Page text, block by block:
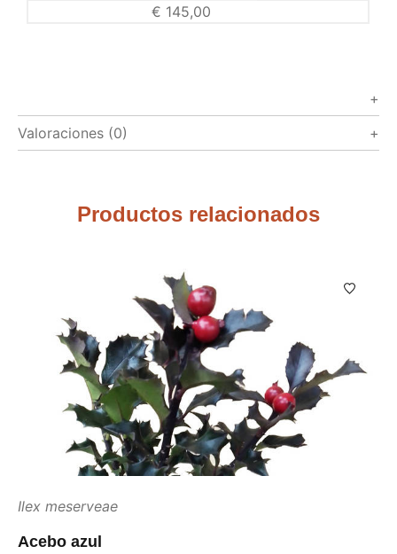
€ 145,00
Valoraciones (0)
Productos relacionados
Ilex meserveae
Acebo azul